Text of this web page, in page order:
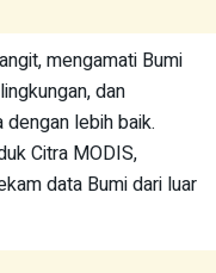
mengamati Bumi
dan
lebih baik.
Citra MODIS,
data Bumi dari luar